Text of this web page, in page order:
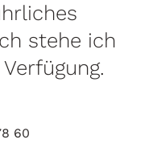
stehe ich
60